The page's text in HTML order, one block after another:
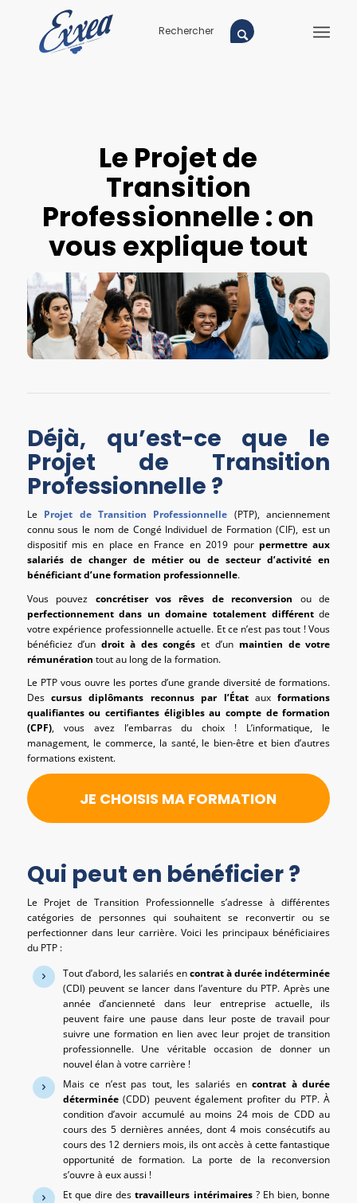
Le Projet de
Transition
Professionnelle : on
vous explique tout
Déjà, qu’est-ce que le
Projet de Transition
Professionnelle ?
Le Projet de Transition Professionnelle (PTP), anciennement
connu sous le nom de Congé Individuel de Formation (CIF), est un
dispositif mis en place en France en 2019 pourpermettre aux
salariés de changer de métier ou de secteur d’activité en
bénéficiant d’une formation professionnelle.
Vous pouvez concrétiser vos rêves de reconversion ou de
perfectionnement dans un domaine totalement différentde
votre expérience professionnelle actuelle. Et ce n’est pas tout ! Vous
bénéficiez d’undroit à des congés et d’un maintien de votre
rémunération tout au long de la formation.
Le PTP vous ouvre les portes d’une grande diversité de formations.
Des cursus diplômants reconnus par l’Étatauxformations
qualifiantes ou certifiantes éligibles au compte de formation
(CPF), vous avez l’embarras du choix ! L’informatique, le
management, le commerce, la santé, le bien-être et bien d’autres
formations existent.
JE CHOISIS MA FORMATION
Qui peut en bénéficier ?
Le Projet de Transition Professionnelle s’adresse à différentes
catégories de personnes qui souhaitent se reconvertir ou se
perfectionner dans leur carrière. Voici les principaux bénéficiaires
du PTP :
Tout d’abord, les salariés encontrat à durée indéterminée
(CDI) peuvent se lancer dans l’aventure du PTP. Après une
année d’ancienneté dans leur entreprise actuelle, ils
peuvent faire une pause dans leur poste de travail pour
suivre une formation en lien avec leur projet de transition
professionnelle. Une véritable occasion de donner un
nouvel élan à votre carrière !
Mais ce n’est pas tout, les salariés encontrat à durée
déterminée(CDD) peuvent également profiter du PTP. À
condition d’avoir accumulé au moins 24 mois de CDD au
cours des 5 dernières années, dont 4 mois consécutifs au
cours des 12 derniers mois, ils ont accès à cette fantastique
opportunité de formation. La porte de la reconversion
s’ouvre à eux aussi !
Et que dire des travailleurs intérimaires? Eh bien, bonne